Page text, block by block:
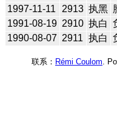
1997-11-11
2913 执黑
1991-08-19 2910 执白
1990-08-07 2911 执白
联系： Rémi Coulom .